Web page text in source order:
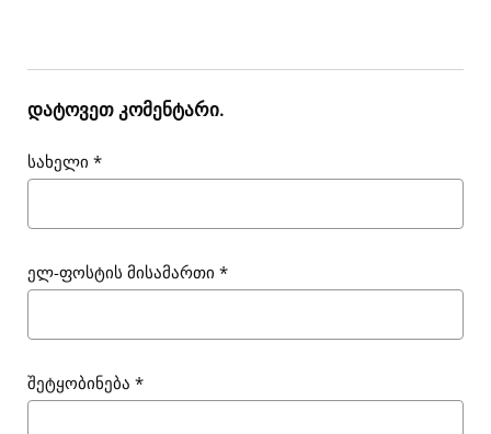
დატოვეთ კომენტარი.
სახელი *
ელ-ფოსტის მისამართი *
შეტყობინება *